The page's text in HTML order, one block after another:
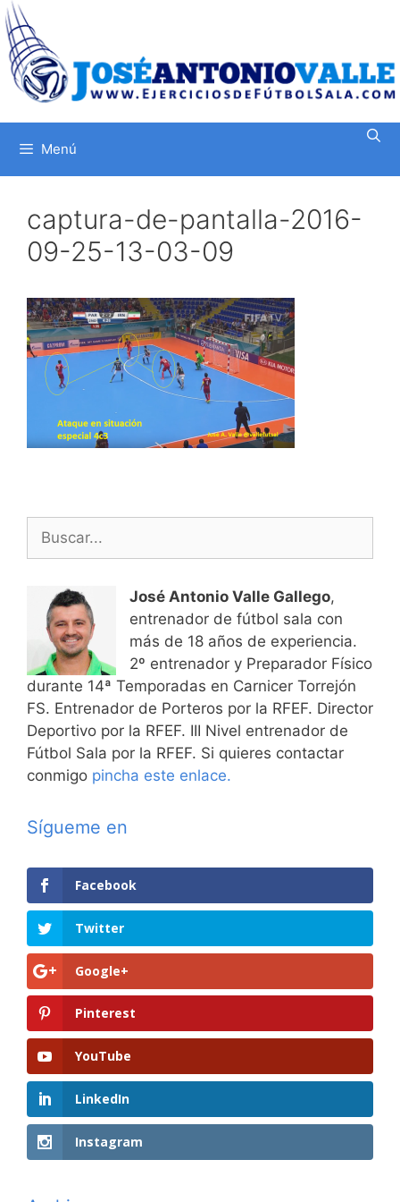
Saltar
al
contenido
Menú
captura-de-pantalla-2016-
09-25-13-03-09
Buscar:
José Antonio Valle Gallego,
entrenador de fútbol sala con
más de 18 años de experiencia.
2º entrenador y Preparador Físico
durante 14ª Temporadas en Carnicer Torrejón
FS. Entrenador de Porteros por la RFEF. Director
Deportivo por la RFEF. III Nivel entrenador de
Fútbol Sala por la RFEF. Si quieres contactar
conmigo pincha este enlace.
Sígueme en
Facebook
Twitter
Google+
Pinterest
YouTube
LinkedIn
Instagram